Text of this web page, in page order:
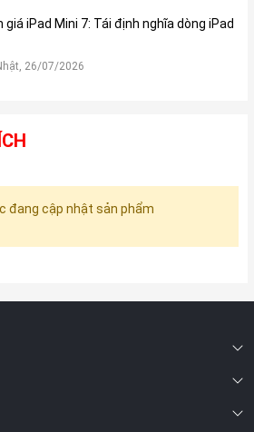
giá iPad Mini 7: Tái định nghĩa dòng iPad
26/07/2026
đang cập nhật sản phẩm